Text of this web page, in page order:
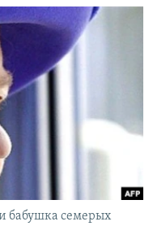
бабушка семерых